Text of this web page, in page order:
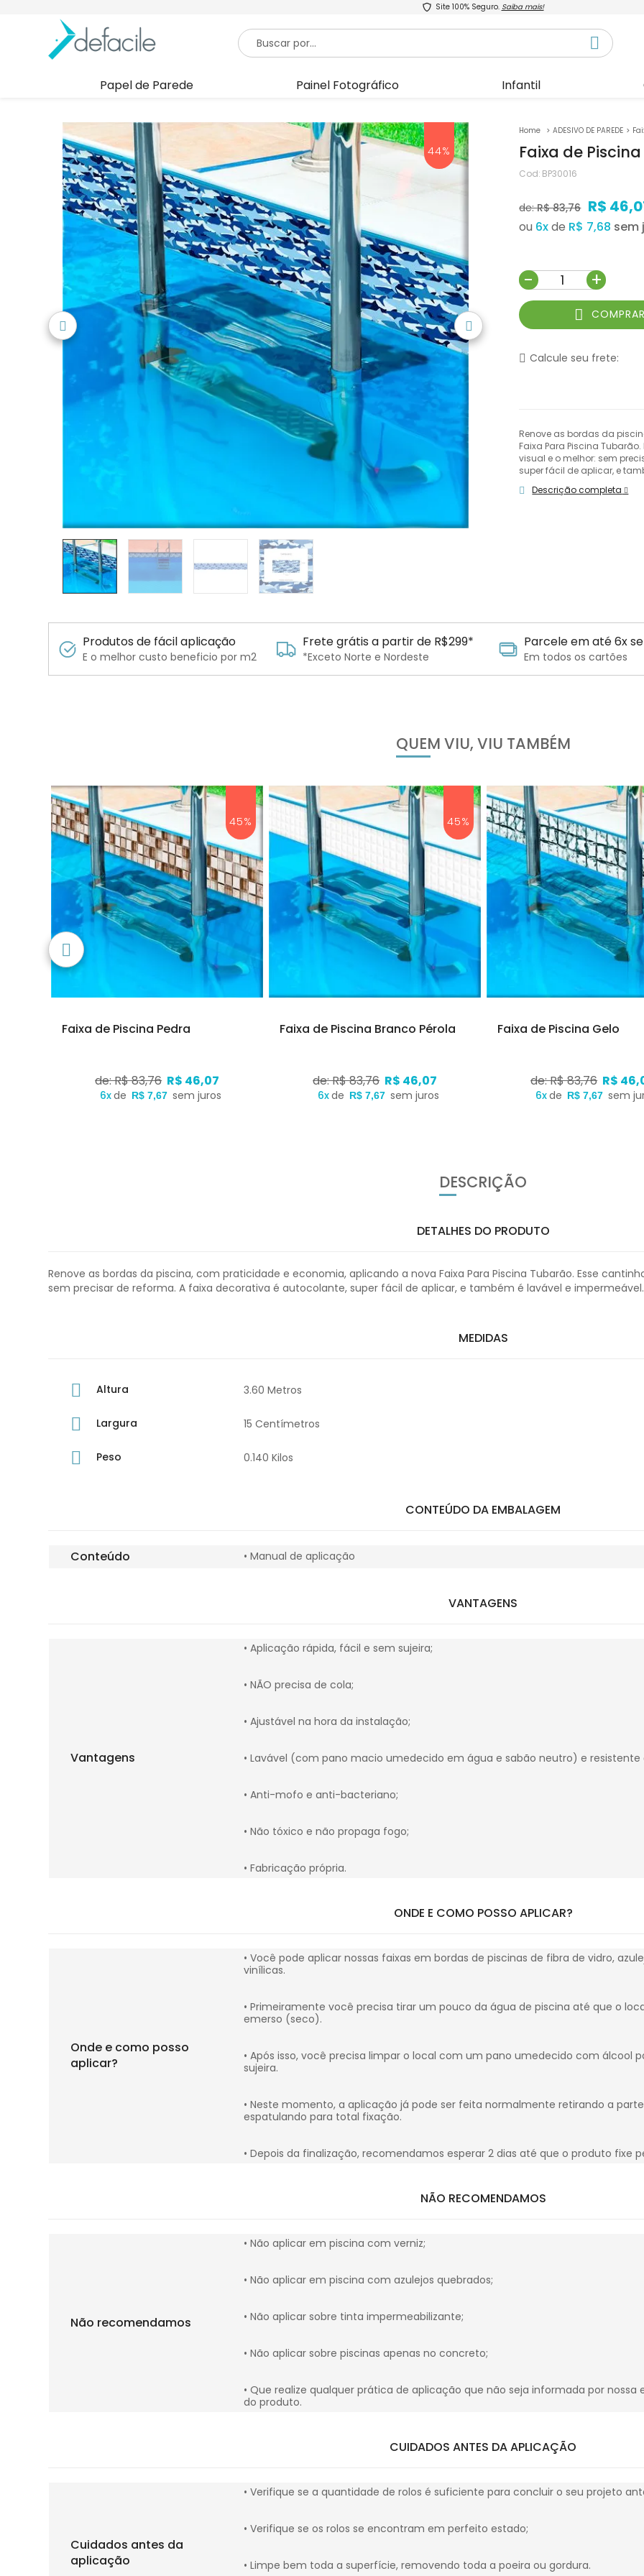
Site 100% Seguro. Saiba mais!
Papel de Parede Painel Fotográfico Infantil
44%
ADESIVO DE PAREDE
Faixa de
Cod: BP30016
de:R$ 83,76 R$
ou 6xde R$ 7,68
- +
COMPRAR
Calcule seu frete:
Renove as bordas da
Faixa Para Piscina
visual e o melhor: sem
super fácil de aplicar, e
Descrição completa
Produtos de fácil aplicação
E o melhor custo beneficio por m2
Frete grátis a partir de R$299*
*Exceto Norte e Nordeste
Parcele em até 6x
Em todos os cartões
QUEM VIU, VIU TAMBÉM
45%
Faixa de Piscina Pedra
de: R$ 83,76 R$ 46,07
6xde R$ 7,67 sem juros
45%
Faixa de Piscina Branco Pérola
de: R$ 83,76 R$ 46,07
6xde R$ 7,67 sem juros
Faixa de Piscina Gelo
de: R$ 83,76 R$
6xde R$ 7,67 sem
DESCRIÇÃO
DETALHES DO PRODUTO
Renove as bordas da piscina, com praticidade e economia, aplicando a nova Faixa Para Piscina Tubarão. Esse
sem precisar de reforma. A faixa decorativa é autocolante, super fácil de aplicar, e também é lavável e impermeável.
MEDIDAS
Altura 3.60 Metros
Largura 15 Centímetros
Peso 0.140 Kilos
CONTEÚDO DA EMBALAGEM
Conteúdo • Manual de aplicação
VANTAGENS
Vantagens
• Aplicação rápida, fácil e sem sujeira;
• NÃO precisa de cola;
• Ajustável na hora da instalação;
• Lavável (com pano macio umedecido em água e sabão neutro) e resistente
• Anti-mofo e anti-bacteriano;
• Não tóxico e não propaga fogo;
• Fabricação própria.
ONDE E COMO POSSO APLICAR?
Onde e como posso
aplicar?
• Você pode aplicar nossas faixas em bordas de piscinas de fibra de vidro,
vinílicas.
• Primeiramente você precisa tirar um pouco da água de piscina até que o
emerso (seco).
• Após isso, você precisa limpar o local com um pano umedecido com álcool
sujeira.
• Neste momento, a aplicação já pode ser feita normalmente retirando a
espatulando para total fixação.
• Depois da finalização, recomendamos esperar 2 dias até que o produto
NÃO RECOMENDAMOS
Não recomendamos
• Não aplicar em piscina com verniz;
• Não aplicar em piscina com azulejos quebrados;
• Não aplicar sobre tinta impermeabilizante;
• Não aplicar sobre piscinas apenas no concreto;
• Que realize qualquer prática de aplicação que não seja informada por
do produto.
CUIDADOS ANTES DA APLICAÇÃO
Cuidados antes da
aplicação
• Verifique se a quantidade de rolos é suficiente para concluir o seu projeto
• Verifique se os rolos se encontram em perfeito estado;
• Limpe bem toda a superfície, removendo toda a poeira ou gordura.